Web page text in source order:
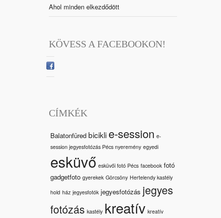
Ahol minden elkezdődött
KÖVESS A FACEBOOKON!
CÍMKÉK
Balatonfüred bicikli e-session e-
session jegyesfotózás Pécs nyeremény egyedi
esküvő esküvői fotó Pécs facebook fotó
gadgetfoto gyerekek Görcsöny Hertelendy kastély
hold ház jegyesfotók jegyesfotózás jegyes
fotózás kastély kreatív kreatív